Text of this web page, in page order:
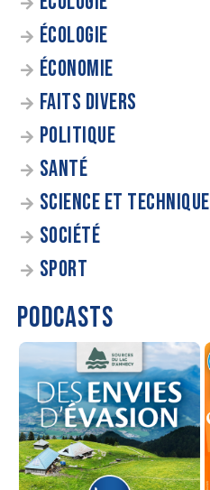
ÉCOLOGIE
ÉCONOMIE
FAITS DIVERS
POLITIQUE
SANTÉ
SCIENCE ET TECHNIQUE
SOCIÉTÉ
SPORT
PODCASTS